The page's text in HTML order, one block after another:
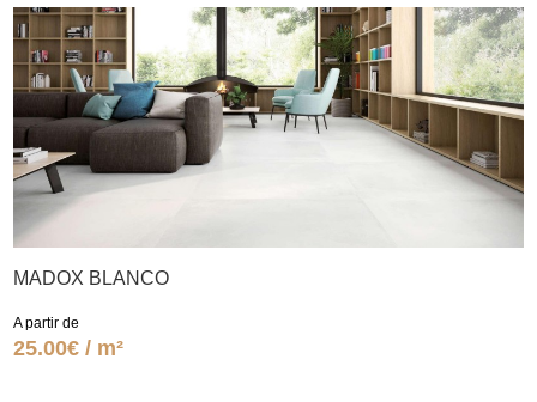
MADOX BLANCO
A partir de
25.00€ / m²